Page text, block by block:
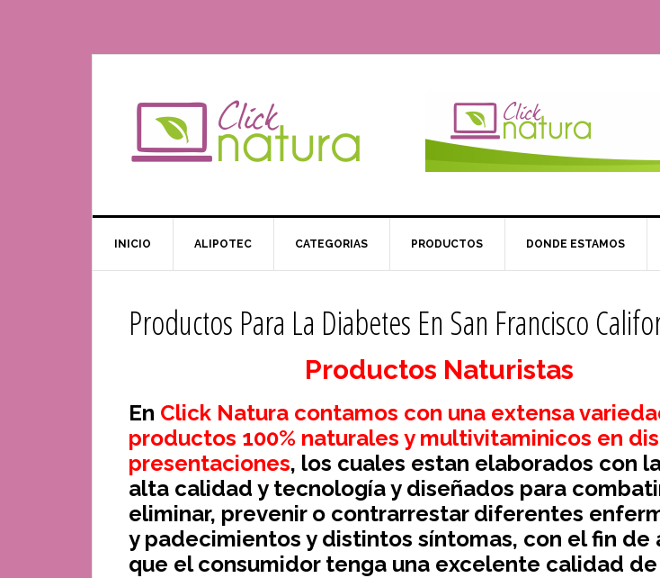
INICIO ALIPOTEC CATEGORIAS PRODUCTOS DONDE ESTAMOS
Productos Para La Diabetes En San Francisco
Productos Naturistas
En Click Natura contamos con una extensa
productos 100% naturales y multivitaminicos en
presentaciones, los cuales estan elaborados con
alta calidad y tecnología y diseñados para
eliminar, prevenir o contrarrestar diferentes
y padecimientos y distintos síntomas, con el fin de
que el consumidor tenga una excelente calidad de